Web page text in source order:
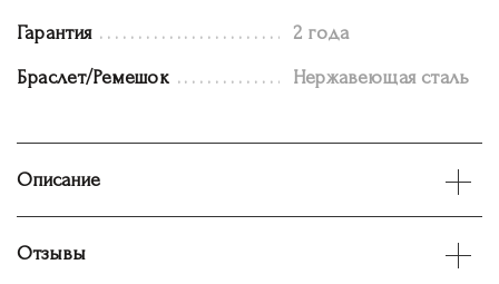
Гарантия 2 года
Браслет/Ремешок Нержавеющая сталь
Описание
Отзывы